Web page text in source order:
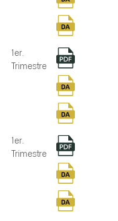
1er.
Trimestre
1er.
Trimestre